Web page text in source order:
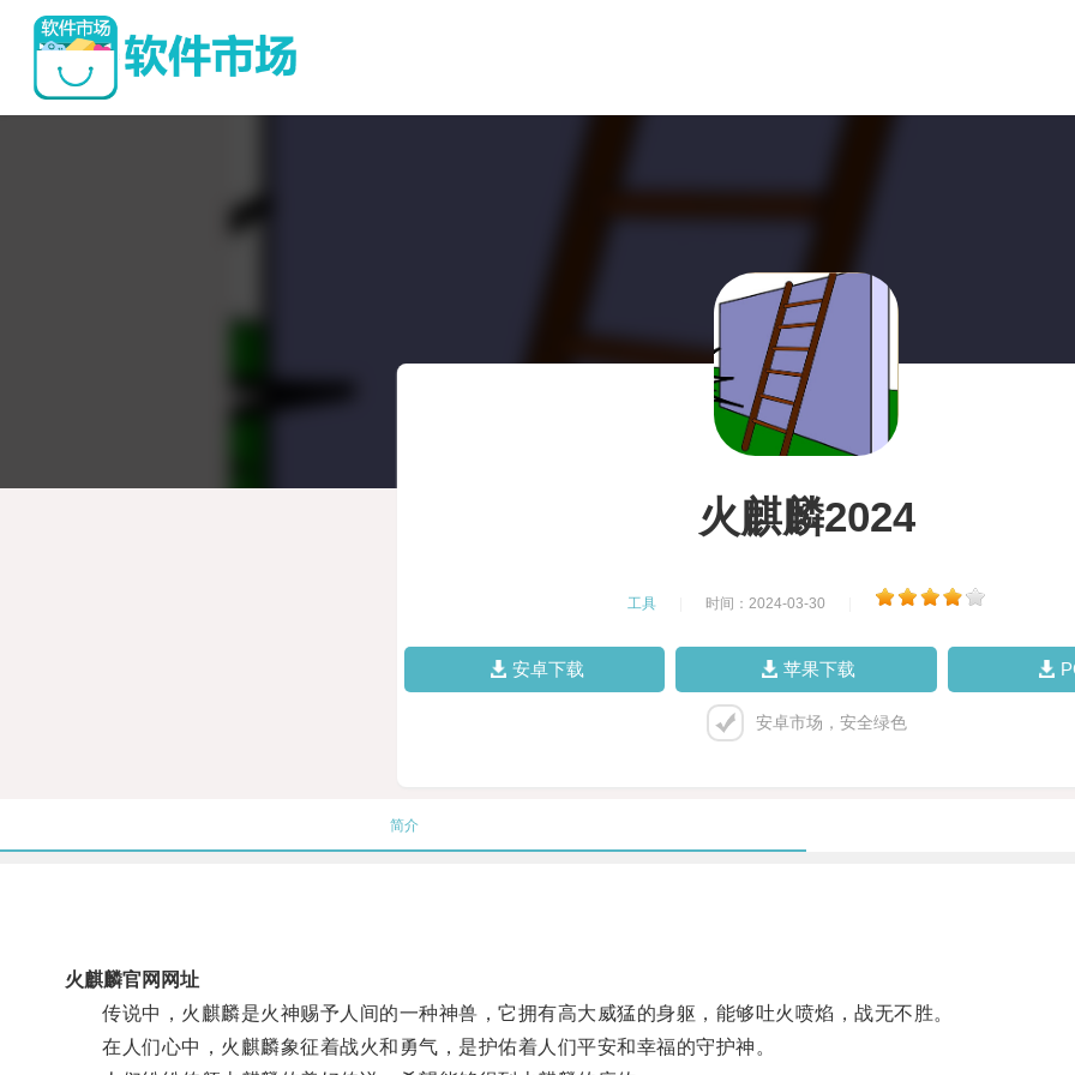
火麒麟2024
工具 时间：2024-03-30
安卓下载 苹果下载
安卓市场，安全绿色
简介
火麒麟官网网址
传说中，火麒麟是火神赐予人间的一种神兽，它拥有高大威猛的身躯，能够吐火喷焰，战无不胜。
在人们心中，火麒麟象征着战火和勇气，是护佑着人们平安和幸福的守护神。